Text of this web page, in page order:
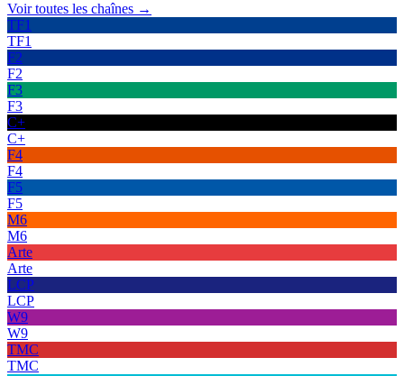
Voir toutes les chaînes →
TF1
TF1
F2
F2
F3
F3
C+
C+
F4
F4
F5
F5
M6
M6
Arte
Arte
LCP
LCP
W9
W9
TMC
TMC